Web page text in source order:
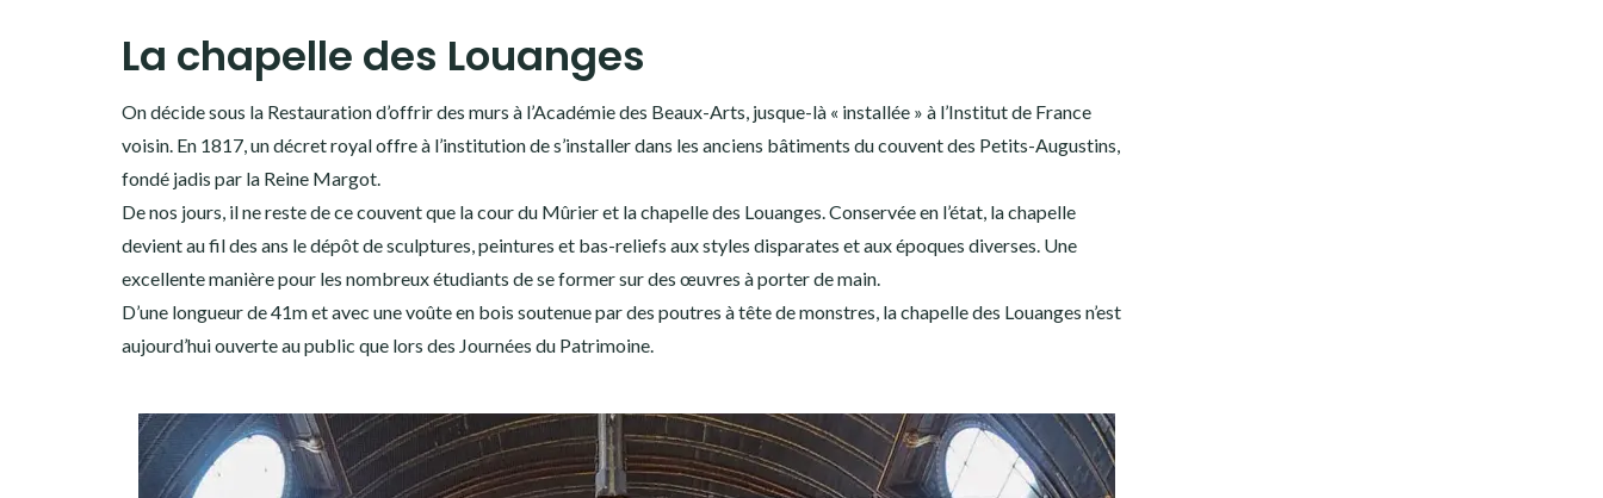
La chapelle des Louanges
On décide sous la Restauration d’offrir des murs à l’Académie des Beaux-Arts, jusque-là « installée » à l’Institut de France
voisin. En 1817, un décret royal offre à l’institution de s’installer dans les anciens bâtiments du couvent des Petits-Augustins,
fondé jadis par la Reine Margot.
De nos jours, il ne reste de ce couvent que la cour du Mûrier et la chapelle des Louanges. Conservée en l’état, la chapelle
devient au fil des ans le dépôt de sculptures, peintures et bas-reliefs aux styles disparates et aux époques diverses. Une
excellente manière pour les nombreux étudiants de se former sur des œuvres à porter de main.
D’une longueur de 41m et avec une voûte en bois soutenue par des poutres à tête de monstres, la chapelle des Louanges n’est
aujourd’hui ouverte au public que lors des Journées du Patrimoine.